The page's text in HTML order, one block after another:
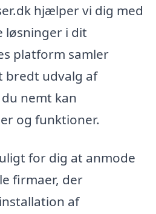
hjælper vi dig med
løsninger i dit
platform samler
bredt udvalg af
nemt kan
og funktioner.
for dig at anmode
firmaer, der
af